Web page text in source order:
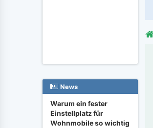
News
Warum ein fester
Einstellplatz für
Wohnmobile so wichtig